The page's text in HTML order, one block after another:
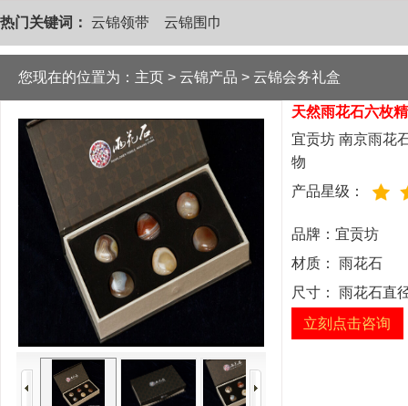
热门关键词： 云锦领带 云锦围巾
您现在的位置为： 主页 > 云锦产品 > 云锦会务礼盒
天然雨花石六枚
宜贡坊 南京雨花
物
产品星级：
品牌： 宜贡坊
材质： 雨花石
尺寸： 雨花石直
立刻点击咨询